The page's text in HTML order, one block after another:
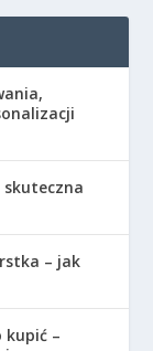
– jak
kupić –